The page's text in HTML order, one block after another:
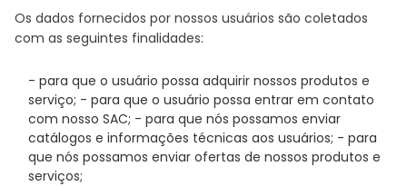
Os dados fornecidos por nossos usuários são coletados
com as seguintes finalidades:
- para que o usuário possa adquirir nossos produtos e
serviço; - para que o usuário possa entrar em contato
com nosso SAC; - para que nós possamos enviar
catálogos e informações técnicas aos usuários; - para
que nós possamos enviar ofertas de nossos produtos e
serviços;